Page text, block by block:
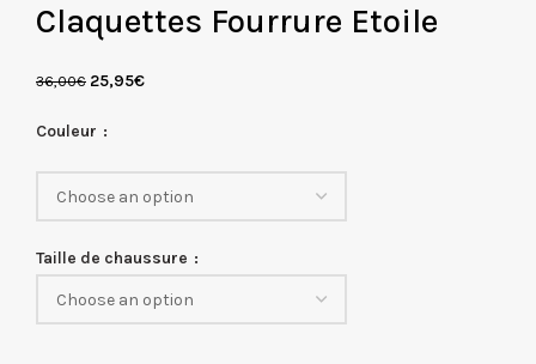
Claquettes Fourrure Etoile
36,00€ 25,95€
Couleur
Taille de chaussure